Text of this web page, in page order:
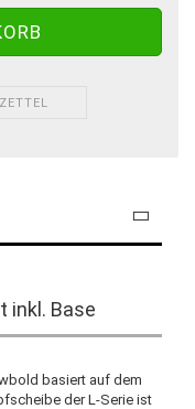
inkl. Base
basiert auf dem
der L-Serie ist